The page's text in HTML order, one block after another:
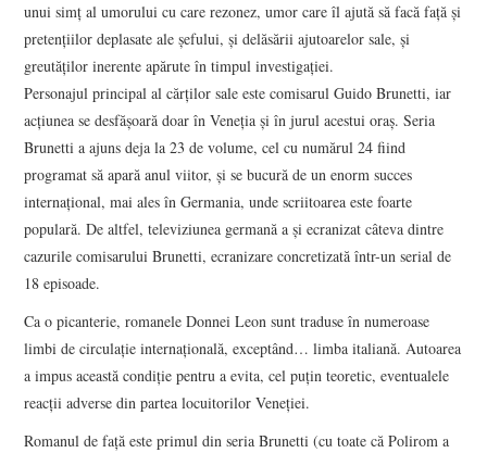
unui simţ al umorului cu care rezonez, umor care îl ajută să facă faţă şi
pretenţiilor deplasate ale şefului, şi delăsării ajutoarelor sale, şi
greutăţilor inerente apărute în timpul investigaţiei.
Personajul principal al cărţilor sale este comisarul Guido Brunetti, iar
acţiunea se desfăşoară doar în Veneţia şi în jurul acestui oraş. Seria
Brunetti a ajuns deja la 23 de volume, cel cu numărul 24 fiind
programat să apară anul viitor, şi se bucură de un enorm succes
internaţional, mai ales în Germania, unde scriitoarea este foarte
populară. De altfel, televiziunea germană a şi ecranizat câteva dintre
cazurile comisarului Brunetti, ecranizare concretizată într-un serial de
18 episoade.
Ca o picanterie, romanele Donnei Leon sunt traduse în numeroase
limbi de circulaţie internaţională, exceptând… limba italiană. Autoarea
a impus această condiţie pentru a evita, cel puţin teoretic, eventualele
reacţii adverse din partea locuitorilor Veneţiei.
Romanul de faţă este primul din seria Brunetti (cu toate că Polirom a